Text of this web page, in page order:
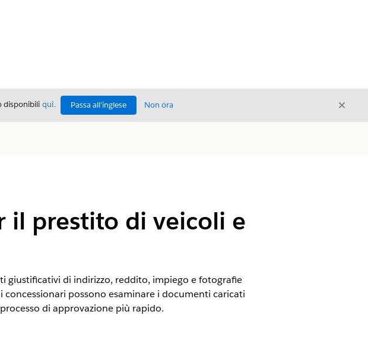
disponibili qui. Passa all'inglese Non ora Chiudi
il prestito di veicoli e
giustificativi di indirizzo, reddito, impiego e fotografie
possono esaminare i documenti caricati
di approvazione più rapido.